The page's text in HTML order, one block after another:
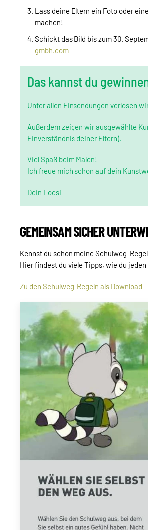
Lass deine Eltern ein Foto oder
machen!
Schickt das Bild bis zum 30.
gmbh.com
Das kannst du
Unter allen Einsendungen verlosen
Außerdem zeigen wir ausgewählte
Einverständnis deiner Eltern).
Viel Spaß beim Malen!
Ich freue mich schon auf dein
Dein Locsi
GEMEINSAM SICHER
Kennst du schon meine Schulweg-
Hier findest du viele Tipps, wie du
Zu den Schulweg-Regeln als Download